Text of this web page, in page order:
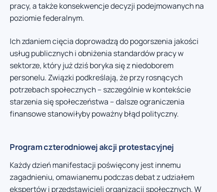
pracy, a także konsekwencje decyzji podejmowanych na
poziomie federalnym.
Ich zdaniem cięcia doprowadzą do pogorszenia jakości
usług publicznych i obniżenia standardów pracy w
sektorze, który już dziś boryka się z niedoborem
personelu. Związki podkreślają, że przy rosnących
potrzebach społecznych – szczególnie w kontekście
starzenia się społeczeństwa – dalsze ograniczenia
finansowe stanowiłyby poważny błąd polityczny.
Program czterodniowej akcji protestacyjnej
Każdy dzień manifestacji poświęcony jest innemu
zagadnieniu, omawianemu podczas debat z udziałem
ekspertów i przedstawicieli organizacji społecznych. W